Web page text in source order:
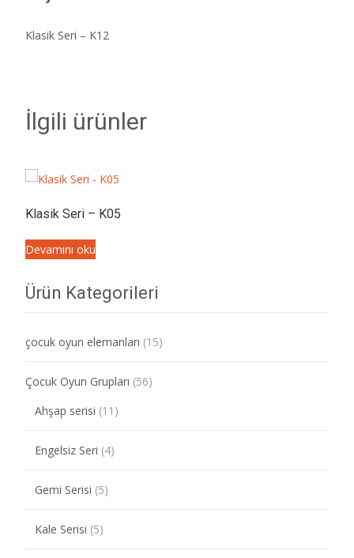
Klasik Seri – K12
İlgili ürünler
Klasik Seri – K05
Devamını oku
Ürün Kategorileri
çocuk oyun elemanları (15)
Çocuk Oyun Grupları (56)
Ahşap serisi (11)
Engelsiz Seri (4)
Gemi Serisi (5)
Kale Serisi (5)